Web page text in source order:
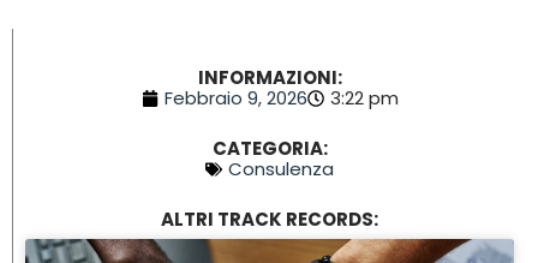
INFORMAZIONI:
Febbraio 9, 2026
3:22 pm
CATEGORIA:
Consulenza
ALTRI TRACK RECORDS: